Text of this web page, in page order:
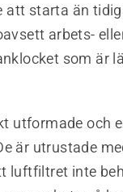
att starta än
arbets-
som är
utformade och
är utrustade
luftfiltret inte